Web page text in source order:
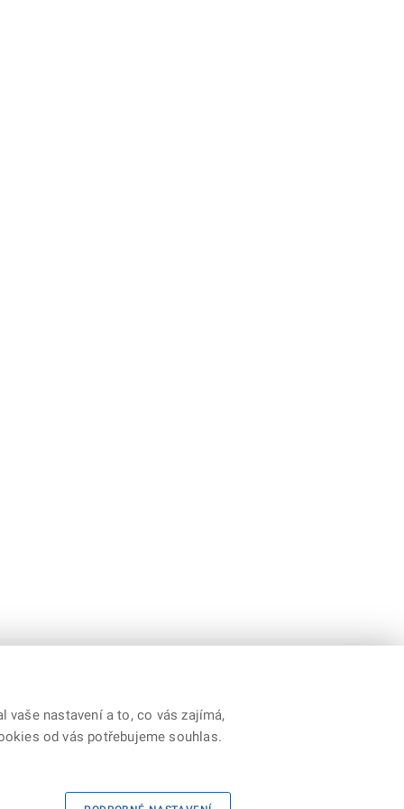
Prohlášení o přístupnosti | Cookies |
vaše nastavení a to, co vás zajímá,
od vás potřebujeme souhlas.